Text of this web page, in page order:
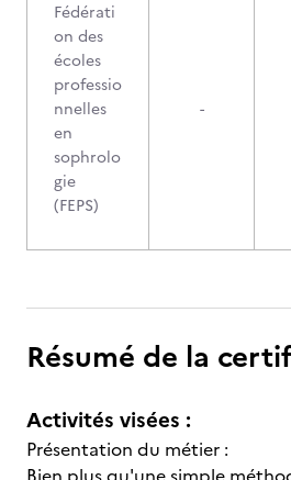
Fédérati
on des
écoles
professio
nnelles
en
sophrolo
gie
(FEPS)
-
Résumé de la
Activités visées :
Présentation du métier :